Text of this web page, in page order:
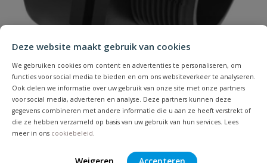
Deze website maakt gebruik van cookies
We gebruiken cookies om content en advertenties te personaliseren, om
functies voor social media te bieden en om ons websiteverkeer te analyseren.
Ook delen we informatie over uw gebruik van onze site met onze partners
voor social media, adverteren en analyse. Deze partners kunnen deze
gegevens combineren met andere informatie die u aan ze heeft verstrekt of
die ze hebben verzameld op basis van uw gebruik van hun services. Lees
meer in ons cookiebeleid.
Weigeren Accepteren
Beoordeling
Beoordeling versturen
PP soknippel
PP soknippel ½" buitendraad x ¾" binnendraad